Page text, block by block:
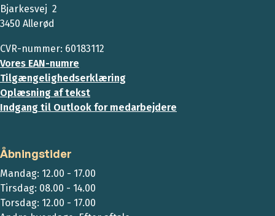
Bjarkesvej 2
3450 Allerød
CVR-nummer: 60183112
Vores EAN-numre
Tilgængelighedserklæring
Oplæsning af tekst
Indgang til Outlook for medarbejdere
Åbningstider
Mandag: 12.00 - 17.00
Tirsdag: 08.00 - 14.00
Torsdag: 12.00 - 17.00